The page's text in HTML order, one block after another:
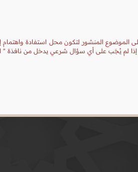
الموضوع المنشور لتكون محل استفادة واهتمام
لم يُجَب على أي سؤال شرعي يدخل من نافذة "